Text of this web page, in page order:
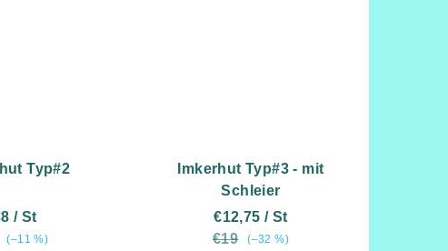
Typ#2
/ St
(–11 %)
Imkerhut Typ#3 - mit
Schleier
€12,75/ St
€19
(–32 %)